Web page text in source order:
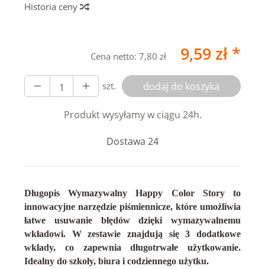
Historia ceny
Cena netto: 7,80 zł 9,59 zł *
szt. dodaj do koszyka
Produkt wysyłamy w ciągu 24h.
Dostawa 24
Długopis Wymazywalny Happy Color Story to
innowacyjne narzędzie piśmiennicze, które umożliwia
łatwe usuwanie błędów dzięki wymazywalnemu
wkładowi. W zestawie znajdują się 3 dodatkowe
wkłady, co zapewnia długotrwałe użytkowanie.
Idealny do szkoły, biura i codziennego użytku.